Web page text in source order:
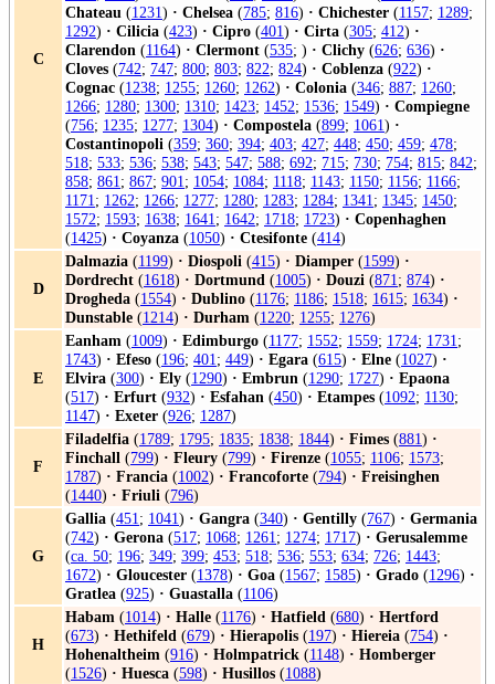
C
Chateau (1231) · Chelsea (785; 816) · Chichester (1157; 1289;
1292) · Cilicia (423) · Cipro (401) · Cirta (305; 412) ·
Clarendon (1164) · Clermont (535; ) · Clichy (626; 636) ·
Cloves (742; 747; 800; 803; 822; 824) · Coblenza (922) ·
Cognac (1238; 1255; 1260; 1262) · Colonia (346; 887; 1260;
1266; 1280; 1300; 1310; 1423; 1452; 1536; 1549) · Compiegne
(756; 1235; 1277; 1304) · Compostela (899; 1061) ·
Costantinopoli (359; 360; 394; 403; 427; 448; 450; 459; 478;
518; 533; 536; 538; 543; 547; 588; 692; 715; 730; 754; 815; 842;
858; 861; 867; 901; 1054; 1084; 1118; 1143; 1150; 1156; 1166;
1171; 1262; 1266; 1277; 1280; 1283; 1284; 1341; 1345; 1450;
1572; 1593; 1638; 1641; 1642; 1718; 1723) · Copenhaghen
(1425) · Coyanza (1050) · Ctesifonte (414)
D
Dalmazia (1199) · Diospoli (415) · Diamper (1599) ·
Dordrecht (1618) · Dortmund (1005) · Douzi (871; 874) ·
Drogheda (1554) · Dublino (1176; 1186; 1518; 1615; 1634) ·
Dunstable (1214) · Durham (1220; 1255; 1276)
E
Eanham (1009) · Edimburgo (1177; 1552; 1559; 1724; 1731;
1743) · Efeso (196; 401; 449) · Egara (615) · Elne (1027) ·
Elvira (300) · Ely (1290) · Embrun (1290; 1727) · Epaona
(517) · Erfurt (932) · Esfahan (450) · Etampes (1092; 1130;
1147) · Exeter (926; 1287)
F
Filadelfia (1789; 1795; 1835; 1838; 1844) · Fimes (881) ·
Finchall (799) · Fleury (799) · Firenze (1055; 1106; 1573;
1787) · Francia (1002) · Francoforte (794) · Freisinghen
(1440) · Friuli (796)
G
Gallia (451; 1041) · Gangra (340) · Gentilly (767) · Germania
(742) · Gerona (517; 1068; 1261; 1274; 1717) · Gerusalemme
(ca. 50; 196; 349; 399; 453; 518; 536; 553; 634; 726; 1443;
1672) · Gloucester (1378) · Goa (1567; 1585) · Grado (1296) ·
Gratlea (925) · Guastalla (1106)
H
Habam (1014) · Halle (1176) · Hatfield (680) · Hertford
(673) · Hethifeld (679) · Hierapolis (197) · Hiereia (754) ·
Hohenaltheim (916) · Holmpatrick (1148) · Homberger
(1526) · Huesca (598) · Husillos (1088)